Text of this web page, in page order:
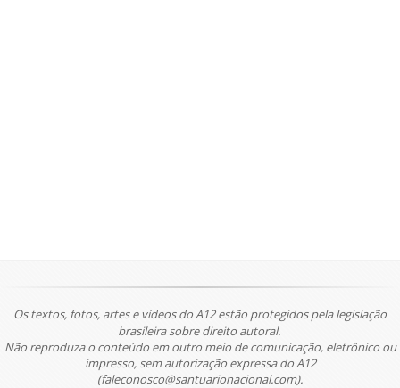
Os textos, fotos, artes e vídeos do A12 estão protegidos pela legislação
brasileira sobre direito autoral.
Não reproduza o conteúdo em outro meio de comunicação, eletrônico ou
impresso, sem autorização expressa do A12
(faleconosco@santuarionacional.com).